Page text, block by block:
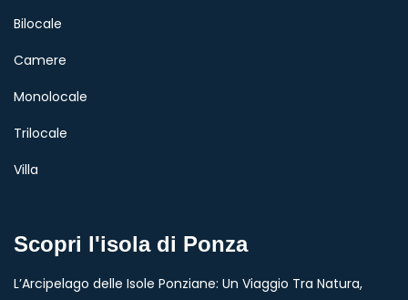
Bilocale
Camere
Monolocale
Trilocale
Villa
Scopri l'isola di Ponza
L’Arcipelago delle Isole Ponziane: Un Viaggio Tra Natura,